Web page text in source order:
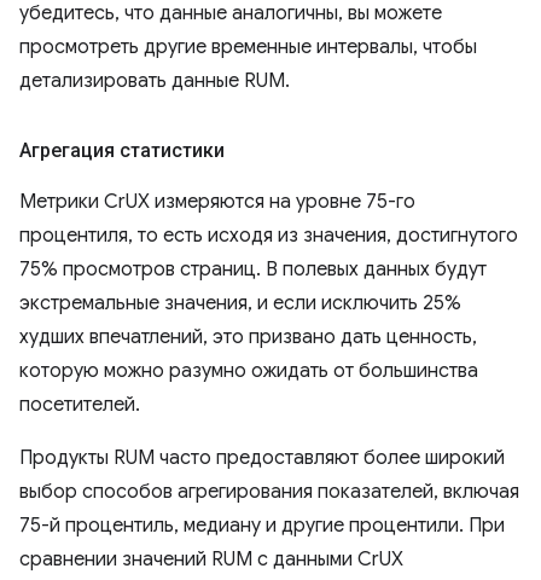
убедитесь, что данные аналогичны, вы можете
просмотреть другие временные интервалы, чтобы
детализировать данные RUM.
Агрегация статистики
Метрики CrUX измеряются на уровне 75-го
процентиля, то есть исходя из значения, достигнутого
75% просмотров страниц. В полевых данных будут
экстремальные значения, и если исключить 25%
худших впечатлений, это призвано дать ценность,
которую можно разумно ожидать от большинства
посетителей.
Продукты RUM часто предоставляют более широкий
выбор способов агрегирования показателей, включая
75-й процентиль, медиану и другие процентили. При
сравнении значений RUM с данными CrUX